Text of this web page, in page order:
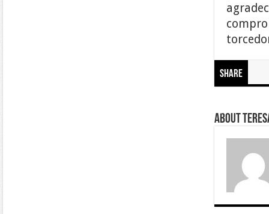
Share
About